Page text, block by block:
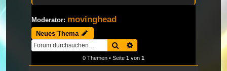
Moderator: movinghead
Neues Thema
Suche
0 Themen • Seite 1 von 1